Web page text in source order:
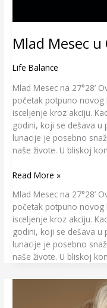
Mlad Mesec u
Life Balance
Mlad Mesec na 27°28’
početak potpuno novog
isceljenje kroz akciju.
godini, koji se dešava
lunacije je posebno
naše živote. U bliskoj
Read More »
Mlad Mesec na 27°28’
početak potpuno novog
isceljenje kroz akciju.
godini, koji se dešava
lunacije je posebno
naše živote. U bliskoj